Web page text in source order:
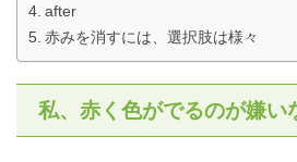
after
赤みを消すには、選択肢は様々
私、赤く色がでるのが嫌い